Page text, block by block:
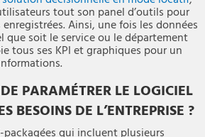
tout son panel d’outils pour
Ainsi, une fois les données
que soit le service ou le département
tous ses KPI et graphiques pour un
PARAMÉTRER LE LOGICIEL
BESOINS DE L’ENTREPRISE ?